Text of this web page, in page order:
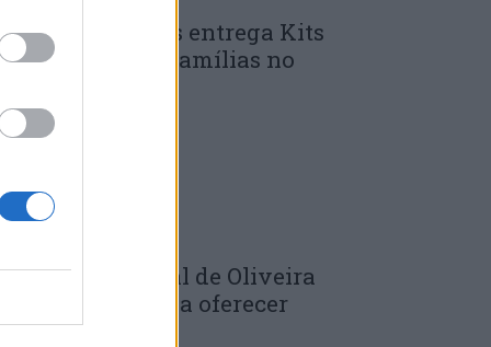
Município de Góis entrega Kits
às famílias no
DE JULHO, 2026
Municipal de Oliveira
do Hospital volta a oferecer
de...